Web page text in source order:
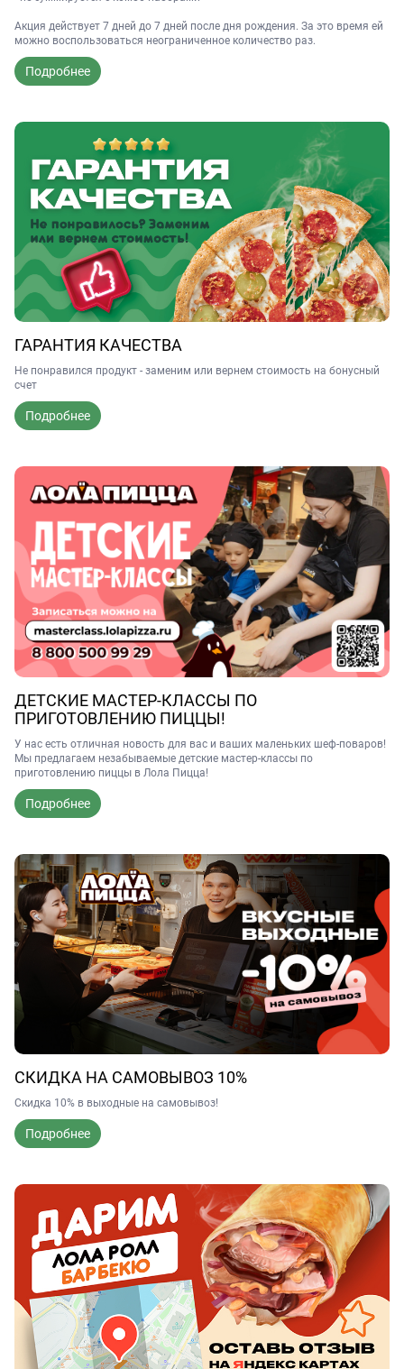
Акция действует 7 дней до 7 дней после дня рождения. За это время ей
можно воспользоваться неограниченное количество раз.
Подробнее
ГАРАНТИЯ КАЧЕСТВА
Не понравился продукт - заменим или вернем стоимость на бонусный
счет
Подробнее
ДЕТСКИЕ МАСТЕР-КЛАССЫ ПО
ПРИГОТОВЛЕНИЮ ПИЦЦЫ!
У нас есть отличная новость для вас и ваших маленьких шеф-поваров!
Мы предлагаем незабываемые детские мастер-классы по
приготовлению пиццы в Лола Пицца!
Подробнее
СКИДКА НА САМОВЫВОЗ 10%
Скидка 10% в выходные на самовывоз!
Подробнее